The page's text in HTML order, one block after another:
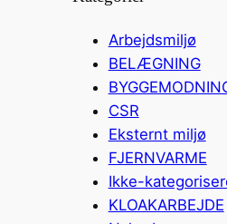
Arbejdsmiljø
BELÆGNING
CSR
Eksternt miljø
FJERNVARME
Ikke-
KLOAKARBEJDE